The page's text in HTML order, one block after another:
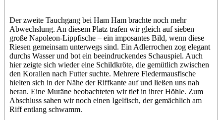
Der zweite Tauchgang bei Ham Ham brachte noch mehr
Abwechslung. An diesem Platz trafen wir gleich auf sieben
große Napoleon-Lippfische – ein imposantes Bild, wenn diese
Riesen gemeinsam unterwegs sind. Ein Adlerrochen zog elegant
durchs Wasser und bot ein beeindruckendes Schauspiel. Auch
hier zeigte sich wieder eine Schildkröte, die gemütlich zwischen
den Korallen nach Futter suchte. Mehrere Fledermausfische
hielten sich in der Nähe der Riffkante auf und ließen uns nah
heran. Eine Muräne beobachteten wir tief in ihrer Höhle. Zum
Abschluss sahen wir noch einen Igelfisch, der gemächlich am
Riff entlang schwamm.